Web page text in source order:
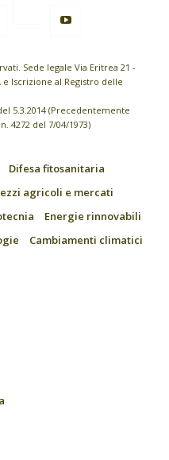
Sede legale Via Eritrea 21 -
e Iscrizione al Registro delle
5.3.2014 (Precedentemente
4272 del 7/04/1973)
Difesa fitosanitaria
agricoli e mercati
Energie rinnovabili
Cambiamenti climatici